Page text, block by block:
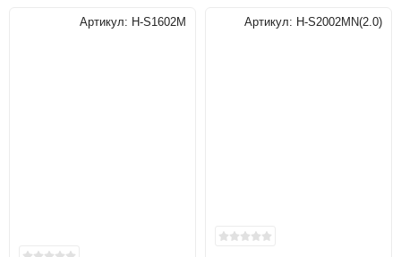
Артикул: H-S1602M Артикул: H-S2002MN(2.0)